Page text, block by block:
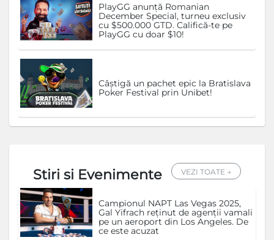
PlayGG anunță Romanian
December Special, turneu exclusiv
cu $500.000 GTD. Califică-te pe
PlayGG cu doar $10!
Câștigă un pachet epic la Bratislava
Poker Festival prin Unibet!
Stiri si Evenimente VEZI TOATE →
Campionul NAPT Las Vegas 2025,
Gal Yifrach reținut de agenții vamali
pe un aeroport din Los Angeles. De
ce este acuzat